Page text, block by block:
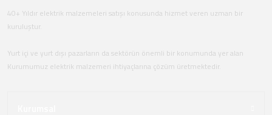
40+ Yıldır elektrik malzemeleri satışı konusunda hizmet veren uzman bir
kuruluştur.
Yurt içi ve yurt dışı pazarların da sektörün önemli bir konumunda yer alan
Kurumumuz elektrik malzemeri ihtiyaçlarına çözüm üretmektedir.